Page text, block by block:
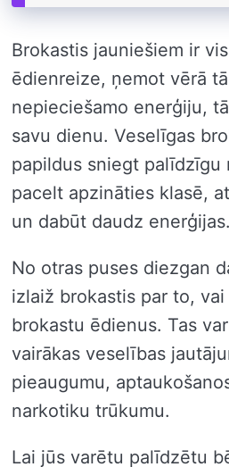
Brokastis jauniešiem ir
ēdienreize, ņemot vērā
nepieciešamo enerģiju,
savu dienu. Veselīgas
papildus sniegt palīdzīgu
pacelt apzināties klasē,
un dabūt daudz enerģijas.
No otras puses diezgan
izlaiž brokastis par to,
brokastu ēdienus. Tas
vairākas veselības
pieaugumu,
narkotiku trūkumu.
Lai jūs varētu palīdzētu